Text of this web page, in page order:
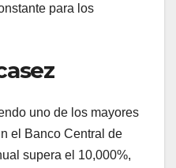
para los
uno de los mayores
el Banco Central de
supera el 10,000%,